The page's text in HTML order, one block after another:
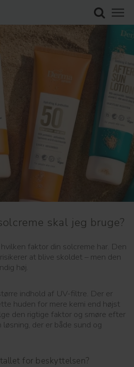
skal jeg bruge?
faktor din solcreme har. Den
at blive skoldet – men den
høj.
indhold af UV-filtre. Der er
huden for mere kemi end højst
den rigtige faktor og smøre efter
der er både sund og
for beskyttelsen?